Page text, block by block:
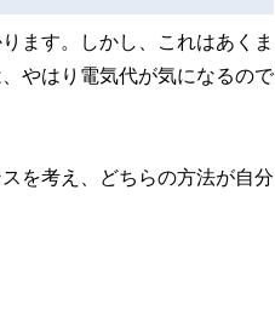
ます。しかし、これはあくま
やはり電気代が気になるので
を考え、どちらの方法が自分